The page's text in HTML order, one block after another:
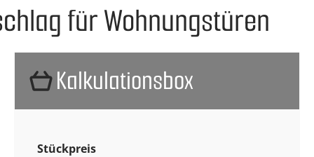
für Wohnungstüren
Kalkulationsbox
Stückpreis